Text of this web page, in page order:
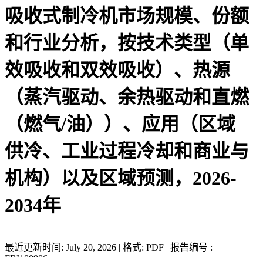
吸收式制冷机市场规模、份额
和行业分析，按技术类型（单
效吸收和双效吸收）、热源
（蒸汽驱动、余热驱动和直燃
（燃气/油））、应用（区域
供冷、工业过程冷却和商业与
机构）以及区域预测，2026-
2034年
最近更新时间: July 20, 2026 | 格式: PDF | 报告编号 :